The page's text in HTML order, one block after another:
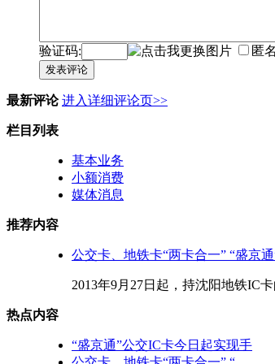
验证码: 匿
发表评论
最新评论 进入详细评论页>>
栏目列表
基本业务
小额消费
媒体消息
推荐内容
公交卡、地铁卡“两卡合一” “盛京
2013年9月27日起，持沈阳地铁IC
热点内容
“盛京通”公交IC卡今日起实现手